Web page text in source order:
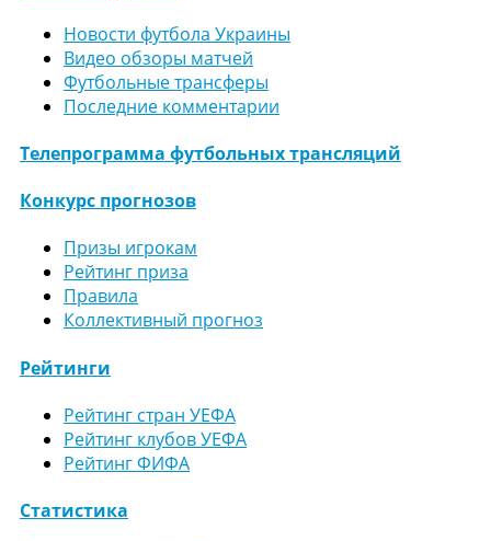
Новости футбола Украины
Видео обзоры матчей
Футбольные трансферы
Последние комментарии
Телепрограмма футбольных трансляций
Конкурс прогнозов
Призы игрокам
Рейтинг приза
Правила
Коллективный прогноз
Рейтинги
Рейтинг стран УЕФА
Рейтинг клубов УЕФА
Рейтинг ФИФА
Статистика